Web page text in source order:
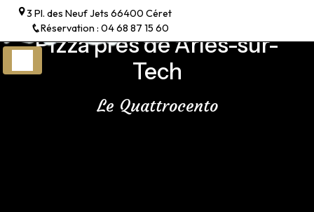
3 Pl. des Neuf Jets 66400 Céret
Réservation : 04 68 87 15 60
Pizza près de Arles-sur-
Tech
Le Quattrocento
Panneau de gestion des cookies